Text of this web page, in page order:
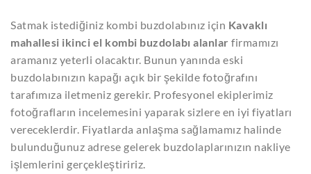
Satmak istediğiniz kombi buzdolabınız için Kavaklı
mahallesi ikinci el kombi buzdolabı alanlar firmamızı
aramanız yeterli olacaktır. Bunun yanında eski
buzdolabınızın kapağı açık bir şekilde fotoğrafını
tarafımıza iletmeniz gerekir. Profesyonel ekiplerimiz
fotoğrafların incelemesini yaparak sizlere en iyi fiyatları
vereceklerdir. Fiyatlarda anlaşma sağlamamız halinde
bulunduğunuz adrese gelerek buzdolaplarınızın nakliye
işlemlerini gerçekleştiririz.